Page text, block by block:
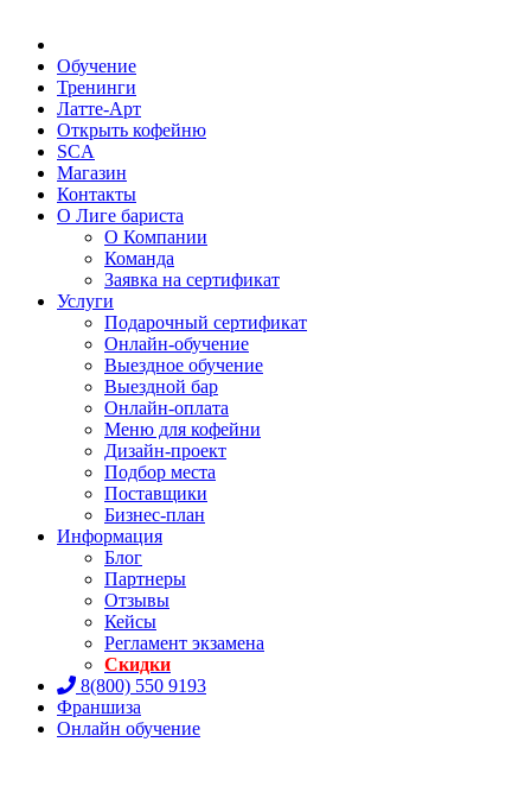
Обучение
Тренинги
Латте-Арт
Открыть кофейню
SCA
Магазин
Контакты
О Лиге бариста
О Компании
Команда
Заявка на сертификат
Услуги
Подарочный сертификат
Онлайн-обучение
Выездное обучение
Выездной бар
Онлайн-оплата
Меню для кофейни
Дизайн-проект
Подбор места
Поставщики
Бизнес-план
Информация
Блог
Партнеры
Отзывы
Кейсы
Регламент экзамена
Скидки
8(800) 550 9193
Франшиза
Онлайн обучение